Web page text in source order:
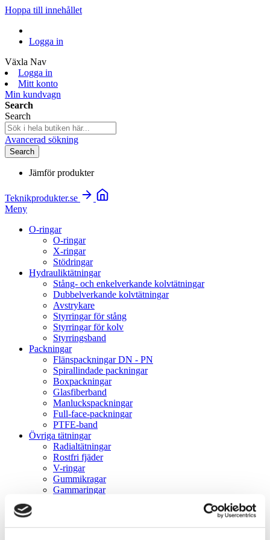
Hoppa till innehållet
Logga in
Växla Nav
Logga in
Mitt konto
Min kundvagn
Search
Search
Avancerad sökning
Search
Jämför produkter
Teknikprodukter.se
Meny
O-ringar
O-ringar
X-ringar
Stödringar
Hydrauliktätningar
Stång- och enkelverkande kolvtätningar
Dubbelverkande kolvtätningar
Avstrykare
Styrringar för stång
Styrringar för kolv
Styrringsband
Packningar
Flänspackningar DN - PN
Spirallindade packningar
Boxpackningar
Glasfiberband
Manluckspackningar
Full-face-packningar
PTFE-band
Övriga tätningar
Radialtätningar
Rostfri fjäder
V-ringar
Gummikragar
Gammaringar
Rullningslager